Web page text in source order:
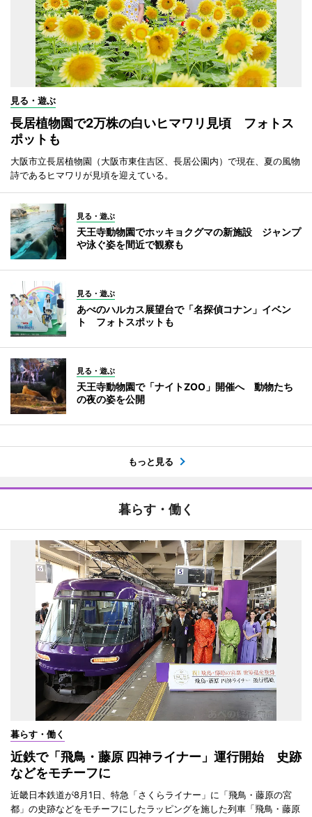
見る・遊ぶ
長居植物園で2万株の白いヒマワリ見頃 フォトス
ポットも
大阪市立長居植物園（大阪市東住吉区、長居公園内）で現在、夏の風物
詩であるヒマワリが見頃を迎えている。
見る・遊ぶ
天王寺動物園でホッキョクグマの新施設 ジャンプ
や泳ぐ姿を間近で観察も
見る・遊ぶ
あべのハルカス展望台で「名探偵コナン」イベン
ト フォトスポットも
見る・遊ぶ
天王寺動物園で「ナイトZOO」開催へ 動物たち
の夜の姿を公開
もっと見る
暮らす・働く
暮らす・働く
近鉄で「飛鳥・藤原 四神ライナー」運行開始 史跡
などをモチーフに
近畿日本鉄道が8月1日、特急「さくらライナー」に「飛鳥・藤原の宮
都」の史跡などをモチーフにしたラッピングを施した列車「飛鳥・藤原